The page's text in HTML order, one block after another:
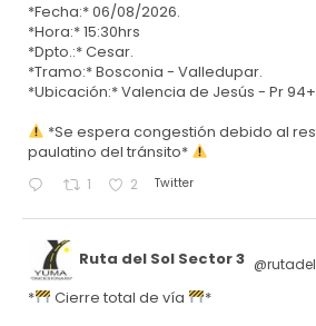
*Fecha:* 06/08/2026.
*Hora:* 15:30hrs
*Dpto.:* Cesar.
*Tramo:* Bosconia - Valledupar.
*Ubicación:* Valencia de Jesús - Pr
*Se espera congestión debido al
paulatino del tránsito*
1 2 Twitter
Ruta del Sol Sector 3
* Cierre total de vía
*